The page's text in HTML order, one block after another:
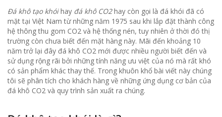
Đá khô tạo khóihay đá khô CO2hay còn gọi là đá khói đã có
mặt tại Việt Nam từ những năm 1975 sau khi lắp đặt thành công
hệ thông thu gom CO2 và hệ thống nén, tuy nhiên ở thời đó thị
trường còn chưa biết đến mặt hàng này. Mãi đến khoảng 10
năm trở lại đây đá khô CO2 mới được nhiều người biết đến và
sử dụng rộng rãi bởi những tính năng ưu việt của nó mà rất khó
có sản phẩm khác thay thế. Trong khuôn khổ bài viết này chúng
tôi sẽ phân tích cho khách hàng về những ứng dụng cơ bản của
đá khô CO2 và quy trình sản xuất ra chúng.